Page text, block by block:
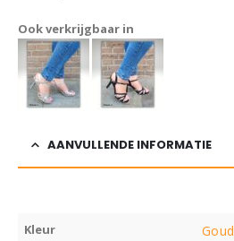
Ook verkrijgbaar in
AANVULLENDE INFORMATIE
Kleur Goud